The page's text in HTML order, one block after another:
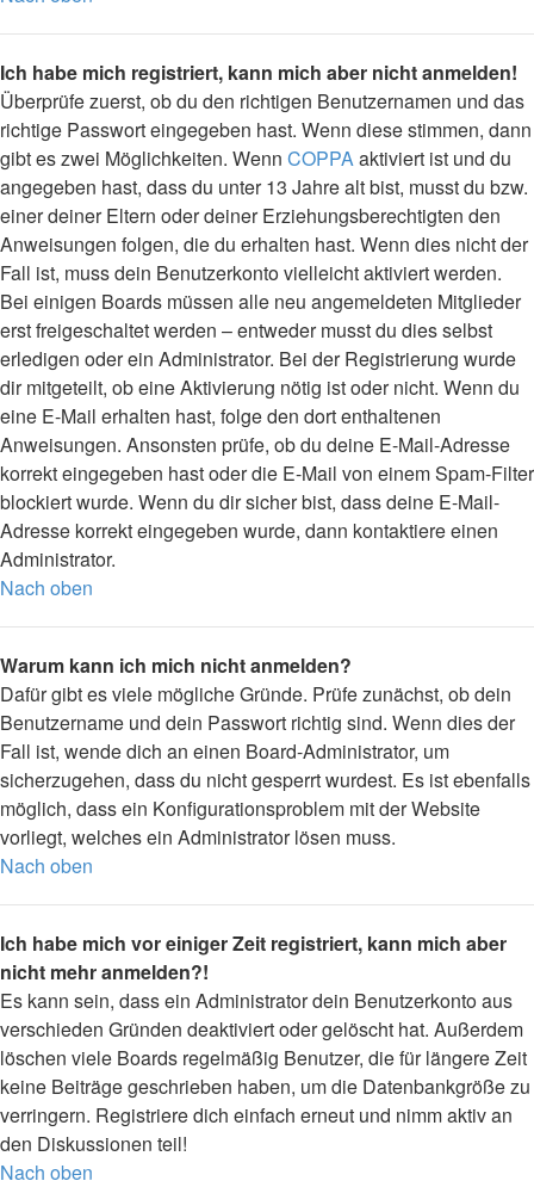
Ich habe mich registriert, kann mich aber nicht anmelden!
Überprüfe zuerst, ob du den richtigen Benutzernamen und das
richtige Passwort eingegeben hast. Wenn diese stimmen, dann
gibt es zwei Möglichkeiten. Wenn COPPAaktiviert ist und du
angegeben hast, dass du unter 13 Jahre alt bist, musst du bzw.
einer deiner Eltern oder deiner Erziehungsberechtigten den
Anweisungen folgen, die du erhalten hast. Wenn dies nicht der
Fall ist, muss dein Benutzerkonto vielleicht aktiviert werden.
Bei einigen Boards müssen alle neu angemeldeten Mitglieder
erst freigeschaltet werden – entweder musst du dies selbst
erledigen oder ein Administrator. Bei der Registrierung wurde
dir mitgeteilt, ob eine Aktivierung nötig ist oder nicht. Wenn du
eine E-Mail erhalten hast, folge den dort enthaltenen
Anweisungen. Ansonsten prüfe, ob du deine E-Mail-Adresse
korrekt eingegeben hast oder die E-Mail von einem Spam-Filter
blockiert wurde. Wenn du dir sicher bist, dass deine E-Mail-
Adresse korrekt eingegeben wurde, dann kontaktiere einen
Administrator.
Nach oben
Warum kann ich mich nicht anmelden?
Dafür gibt es viele mögliche Gründe. Prüfe zunächst, ob dein
Benutzername und dein Passwort richtig sind. Wenn dies der
Fall ist, wende dich an einen Board-Administrator, um
sicherzugehen, dass du nicht gesperrt wurdest. Es ist ebenfalls
möglich, dass ein Konfigurationsproblem mit der Website
vorliegt, welches ein Administrator lösen muss.
Nach oben
Ich habe mich vor einiger Zeit registriert, kann mich aber
nicht mehr anmelden?!
Es kann sein, dass ein Administrator dein Benutzerkonto aus
verschieden Gründen deaktiviert oder gelöscht hat. Außerdem
löschen viele Boards regelmäßig Benutzer, die für längere Zeit
keine Beiträge geschrieben haben, um die Datenbankgröße zu
verringern. Registriere dich einfach erneut und nimm aktiv an
den Diskussionen teil!
Nach oben